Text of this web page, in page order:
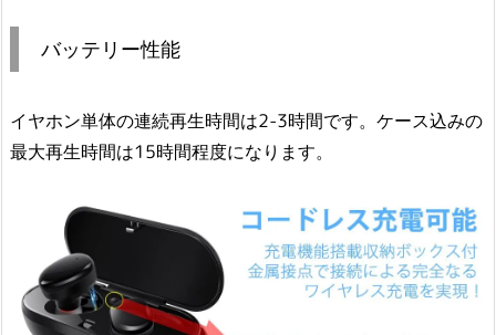
バッテリー性能
イヤホン単体の連続再生時間は2-3時間です。ケース込みの
最大再生時間は15時間程度になります。